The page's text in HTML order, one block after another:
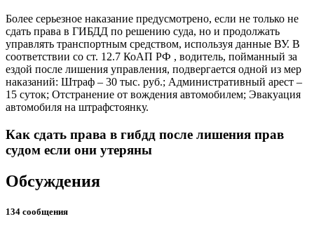
Более серьезное наказание предусмотрено, если не только не
сдать права в ГИБДД по решению суда, но и продолжать
управлять транспортным средством, используя данные ВУ. В
соответствии со ст. 12.7 КоАП РФ , водитель, пойманный за
ездой после лишения управления, подвергается одной из мер
наказаний: Штраф – 30 тыс. руб.; Административный арест –
15 суток; Отстранение от вождения автомобилем; Эвакуация
автомобиля на штрафстоянку.
Как сдать права в гибдд после лишения прав
судом если они утеряны
Обсуждения
134 сообщения